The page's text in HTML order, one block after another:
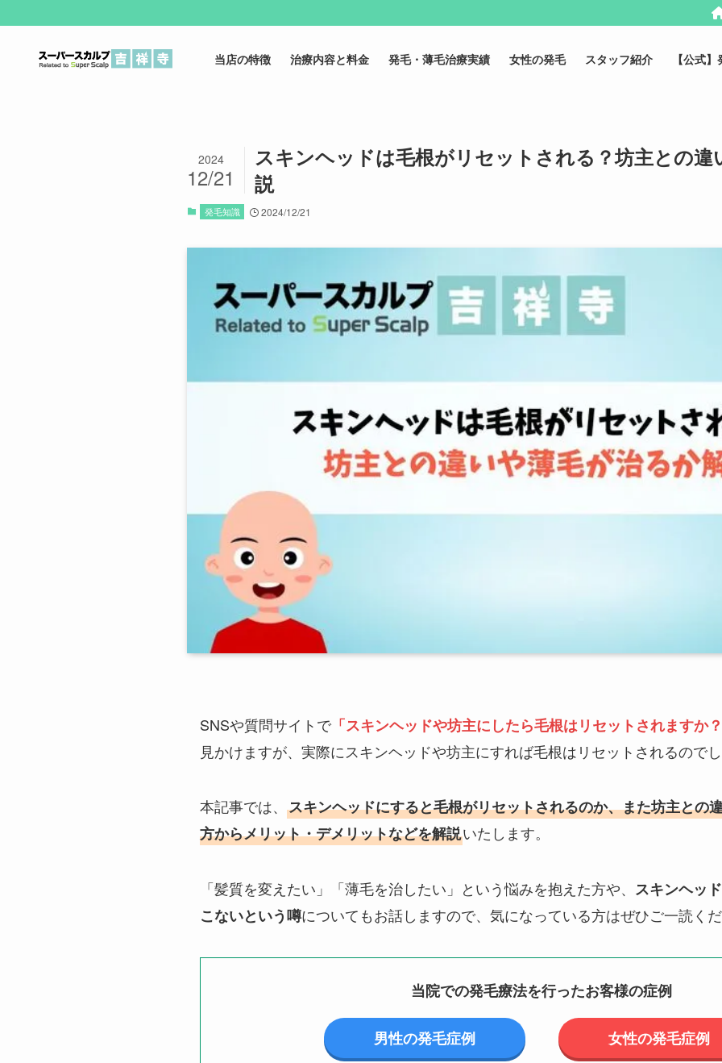
当店の特徴 治療内容と料金 発毛・薄毛治療実績 女性の発毛 スタッフ紹介 【公式
スキンヘッドは毛根がリセットされる？坊主との違
説
2024
12/21
発毛知識 2024/12/21
SNSや質問サイトで「スキンヘッドや坊主にしたら毛根はリセットされますか
見かけますが、実際にスキンヘッドや坊主にすれば毛根はリセットされるので
本記事では、 スキンヘッドにすると毛根がリセットされるのか、また坊主との
方からメリット・デメリットなどを解説いたします。
「髪質を変えたい」「薄毛を治したい」という悩みを抱えた方や、 スキンヘッ
こないという噂についてもお話しますので、気になっている方はぜひご一読く
当院での発毛療法を行ったお客様の症例
男性の発毛症例 女性の発毛症例